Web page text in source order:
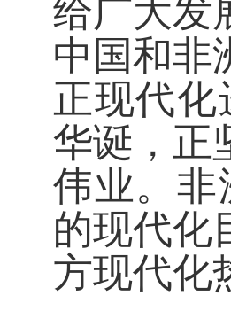
给广大发
中国和非
正现代化
华诞，正
伟业。非
的现代化
方现代化